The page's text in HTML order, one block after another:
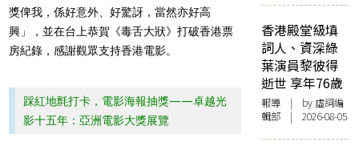
獎俾我，係好意外、好驚訝，當然亦好高
興」，並在台上恭賀《毒舌大狀》打破香港票
房紀錄，感謝觀眾支持香港電影。
踩紅地氈打卡，電影海報抽獎——卓越光
影十五年：亞洲電影大獎展覽
香港殿堂級填
詞人、資深綠
葉演員黎彼得
逝世 享年76歲
報導 | by 虛詞編
輯部 | 2026-08-05